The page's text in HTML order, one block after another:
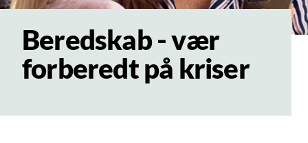
Beredskab - vær
forberedt på kriser